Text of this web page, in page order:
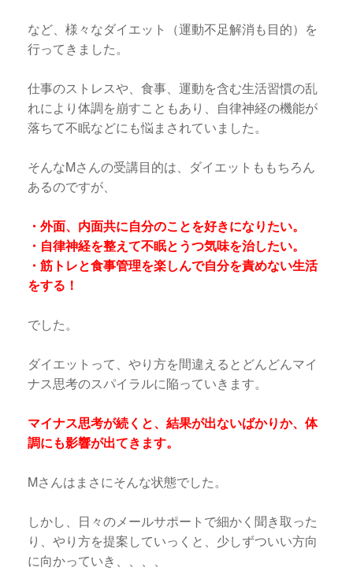
など、様々なダイエット（運動不足解消も目的）を
行ってきました。
仕事のストレスや、食事、運動を含む生活習慣の乱
れにより体調を崩すこともあり、自律神経の機能が
落ちて不眠などにも悩まされていました。
そんなMさんの受講目的は、ダイエットももちろん
あるのですが、
・外面、内面共に自分のことを好きになりたい。
・自律神経を整えて不眠とうつ気味を治したい。
・筋トレと食事管理を楽しんで自分を責めない生活
をする！
でした。
ダイエットって、やり方を間違えるとどんどんマイ
ナス思考のスパイラルに陥っていきます。
マイナス思考が続くと、結果が出ないばかりか、体
調にも影響が出てきます。
Mさんはまさにそんな状態でした。
しかし、日々のメールサポートで細かく聞き取った
り、やり方を提案していっくと、少しずついい方向
に向かっていき、、、、